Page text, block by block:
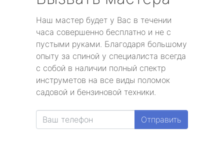
Наш мастер будет у Вас в течении
часа совершенно бесплатно и не с
пустыми руками. Благодаря большому
опыту за спиной у специалиста всегда
с собой в наличии полный спектр
инструметов на все виды поломок
садовой и бензиновой техники.
Отправить